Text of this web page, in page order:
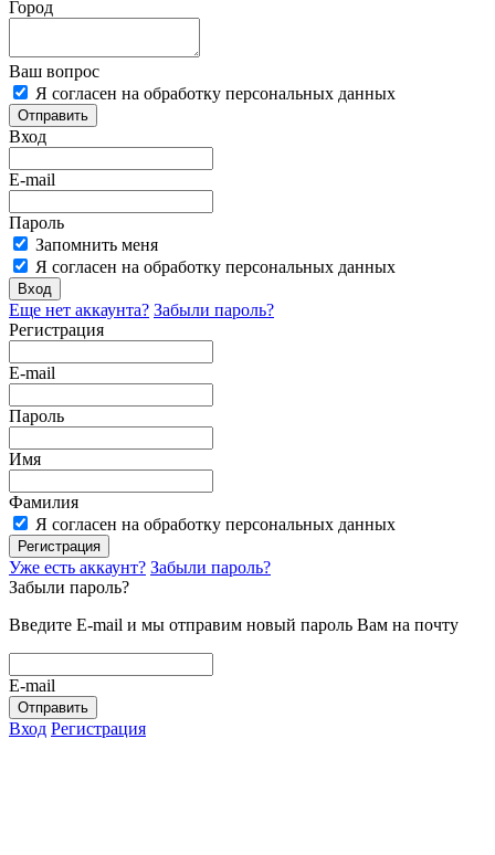
Город
Ваш вопрос
Я согласен на обработку персональных данных
Отправить
Вход
E-mail
Пароль
Запомнить меня
Я согласен на обработку персональных данных
Вход
Еще нет аккаунта? Забыли пароль?
Регистрация
E-mail
Пароль
Имя
Фамилия
Я согласен на обработку персональных данных
Регистрация
Уже есть аккаунт? Забыли пароль?
Забыли пароль?
Введите E-mail и мы отправим новый пароль Вам на почту
E-mail
Отправить
Вход Регистрация